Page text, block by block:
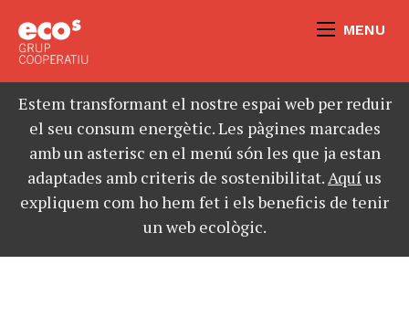
MENU
Estem transformant el nostre espai web per reduir
el seu consum energètic. Les pàgines marcades
amb un asterisc en el menú són les que ja estan
adaptades amb criteris de sostenibilitat.Aquíus
expliquem com ho hem fet i els beneficis de tenir
un web ecològic.